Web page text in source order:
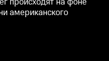
американского